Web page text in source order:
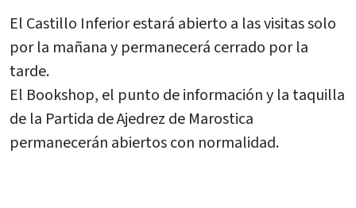
El Castillo Inferior estará abierto a las visitas solo
por la mañana y permanecerá cerrado por la
tarde.
El Bookshop, el punto de información y la taquilla
de la Partida de Ajedrez de Marostica
permanecerán abiertos con normalidad.